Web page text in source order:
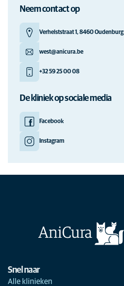
Neem contact op
Verhelststraat 1, 8460 Oudenburg
west@anicura.be
+32 59 25 00 08
De kliniek op sociale media
Facebook
Instagram
Snel naar
Alle klinieken